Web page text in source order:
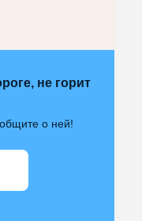
не горит
о ней!